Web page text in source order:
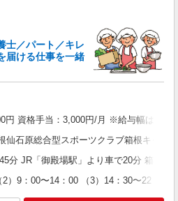
士／パート／キレ
届ける仕事を一緒
円 資格手当：3,000円/月 ※給与幅は経験
石原総合型スポーツクラブ箱根キャン
分 JR「御殿場駅」より車で20分 箱根登
2）9：00〜14：00 （3）14：30〜22：30